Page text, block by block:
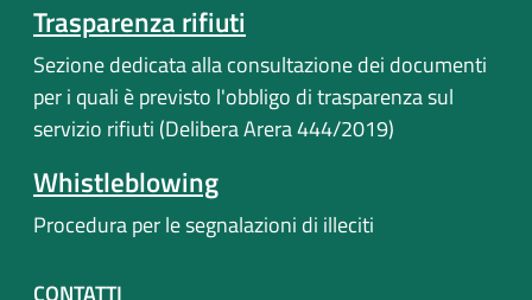
Trasparenza rifiuti
Sezione dedicata alla consultazione dei documenti
per i quali è previsto l'obbligo di trasparenza sul
servizio rifiuti (Delibera Arera 444/2019)
Whistleblowing
Procedura per le segnalazioni di illeciti